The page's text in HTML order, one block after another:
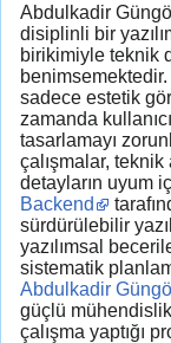
Abdulkadir
disiplinli bir
birikimiyle teknik
benimsemektedir.
sadece estetik
zamanda
tasarlamayı
çalışmalar,
detayların uyum
Backend
sürdürülebilir
yazılımsal
sistematik
Abdulkadir
güçlü
çalışma yaptığı